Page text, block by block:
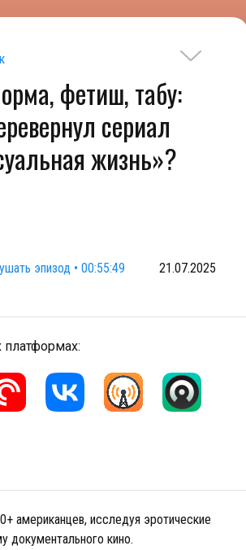
фетиш, табу:
сериал
жизнь»?
эпизод • 00:55:49 21.07.2025
американцев, исследуя эротические
документального кино.